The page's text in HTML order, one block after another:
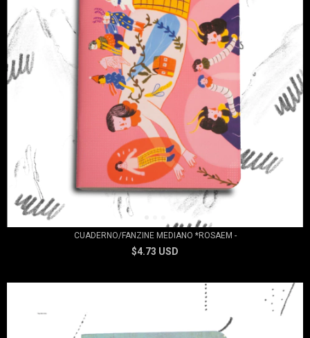
CUADERNO/FANZINE MEDIANO *ROSAEM -
$4.73 USD